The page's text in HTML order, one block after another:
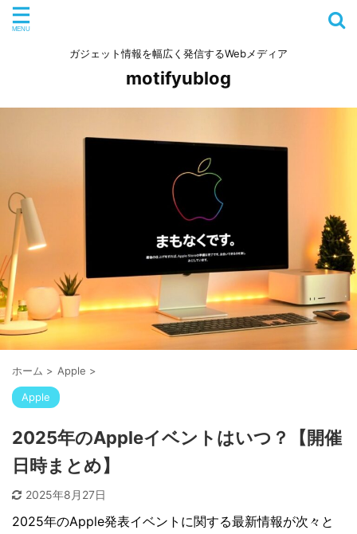
ガジェット情報を幅広く発信するWebメディア
motifyublog
ホーム > Apple >
Apple
2025年のAppleイベントはいつ？【開催
日時まとめ】
2025年8月27日
2025年のApple発表イベントに関する最新情報が次々と